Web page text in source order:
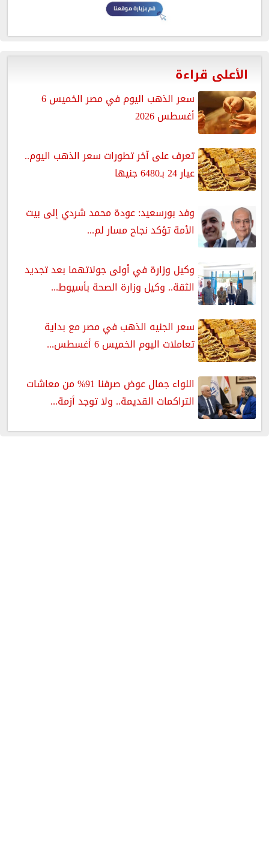
الأعلى قراءة
سعر الذهب اليوم في مصر الخميس 6
أغسطس 2026
تعرف على آخر تطورات سعر الذهب اليوم..
عيار 24 بـ6480 جنيها
وفد بورسعيد: عودة محمد شردي إلى بيت
الأمة تؤكد نجاح مسار لم...
وكيل وزارة في أولى جولاتهما بعد تجديد
الثقة.. وكيل وزارة الصحة بأسيوط...
سعر الجنيه الذهب في مصر مع بداية
تعاملات اليوم الخميس 6 أغسطس...
اللواء جمال عوض صرفنا 91% من معاشات
التراكمات القديمة.. ولا توجد أزمة...